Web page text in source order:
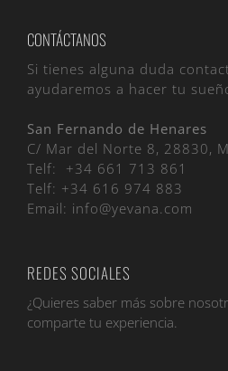
CONTÁCTANOS
Si tienes alguna duda
ayudaremos a hacer tu
San Fernando de Henares
C/ Mar del Norte 8, 28830,
Telf: +34 661 713 861
Telf: +34 616 974 883
Email: info@yevana.com
REDES SOCIALES
¿Quieres saber más sobre
comparte tu experiencia.